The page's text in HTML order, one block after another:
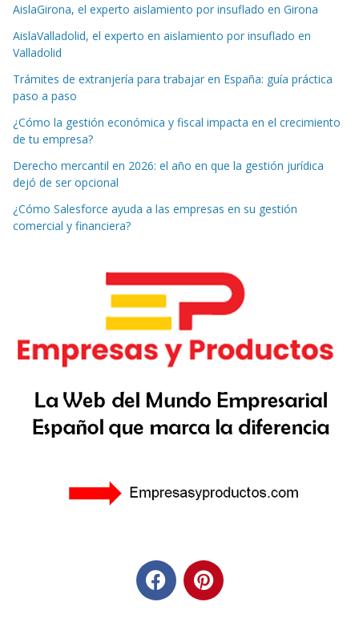
AislaGirona, el experto aislamiento por insuflado en Girona
AislaValladolid, el experto en aislamiento por insuflado en
Valladolid
Trámites de extranjería para trabajar en España: guía práctica
paso a paso
¿Cómo la gestión económica y fiscal impacta en el crecimiento
de tu empresa?
Derecho mercantil en 2026: el año en que la gestión jurídica
dejó de ser opcional
¿Cómo Salesforce ayuda a las empresas en su gestión
comercial y financiera?